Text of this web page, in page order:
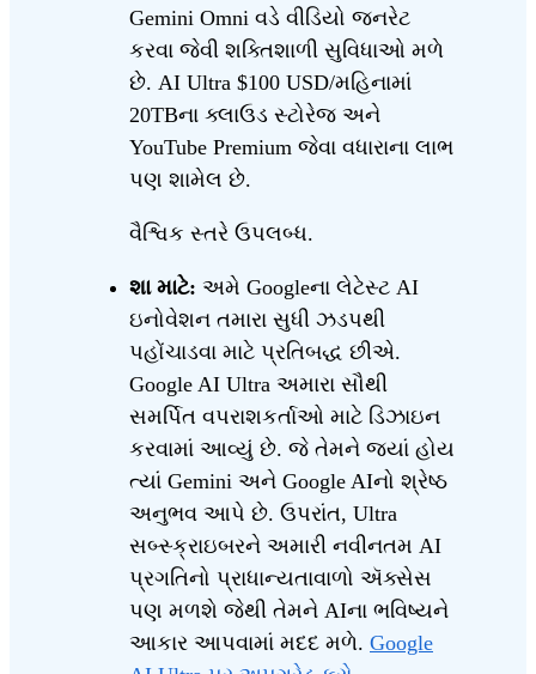
Gemini Omni વડે વીડિયો જનરેટ
કરવા જેવી શક્તિશાળી સુવિધાઓ મળે
છે. AI Ultra $100 USD/મહિનામાં
20TBના ક્લાઉડ સ્ટોરેજ અને
YouTube Premium જેવા વધારાના લાભ
પણ શામેલ છે.
વૈશ્વિક સ્તરે ઉપલબ્ધ.
શા માટે: અમે Googleના લેટેસ્ટ AI
ઇનોવેશન તમારા સુધી ઝડપથી
પહોંચાડવા માટે પ્રતિબદ્ધ છીએ.
Google AI Ultra અમારા સૌથી
સમર્પિત વપરાશકર્તાઓ માટે ડિઝાઇન
કરવામાં આવ્યું છે. જે તેમને જ્યાં હોય
ત્યાં Gemini અને Google AIનો શ્રેષ્ઠ
અનુભવ આપે છે. ઉપરાંત, Ultra
સબ્સ્ક્રાઇબરને અમારી નવીનતમ AI
પ્રગતિનો પ્રાધાન્યતાવાળો ઍક્સેસ
પણ મળશે જેથી તેમને AIના ભવિષ્યને
આકાર આપવામાં મદદ મળે. Google